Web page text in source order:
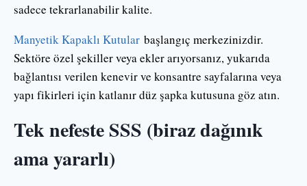
sadece tekrarlanabilir kalite.
Manyetik Kapaklı Kutular başlangıç merkezinizdir.
Sektöre özel şekiller veya ekler arıyorsanız, yukarıda
bağlantısı verilen kenevir ve konsantre sayfalarına veya
yapı fikirleri için katlanır düz şapka kutusuna göz atın.
Tek nefeste SSS (biraz dağınık
ama yararlı)